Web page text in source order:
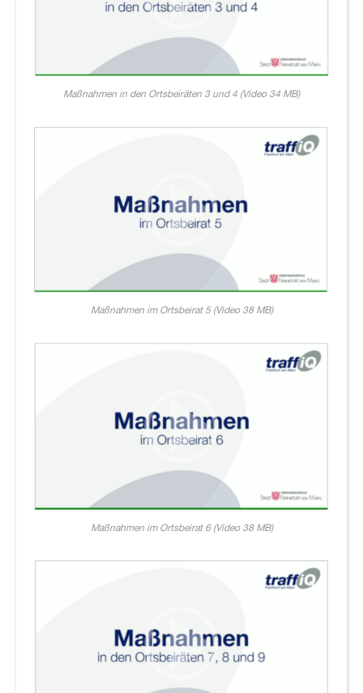
Maßnahmen in den Ortsbeiräten 3 und 4 (Video 34 MB)
Maßnahmen im Ortsbeirat 5 (Video 38 MB)
Maßnahmen im Ortsbeirat 6 (Video 38 MB)